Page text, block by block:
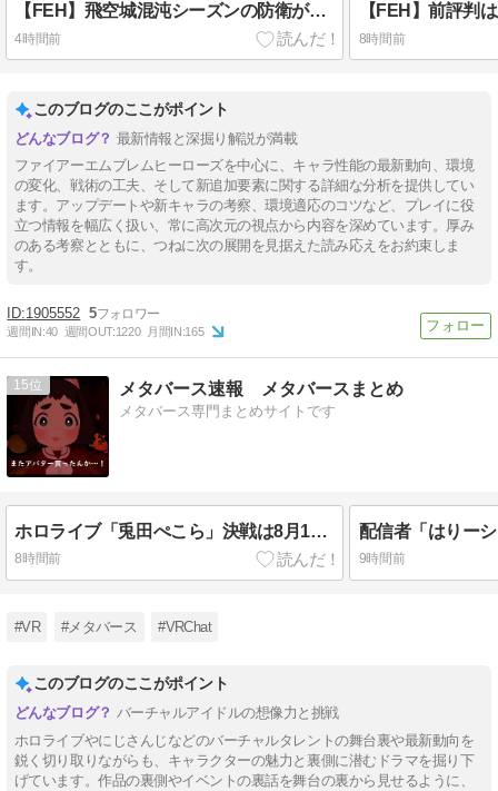
【FEH】飛空城混沌シーズンの防衛が無理ゲーすぎる
4時間前 8時間前
このブログのここがポイント
最新情報と深掘り解説が満載
ファイアーエムブレムヒーローズを中心に、キャラ性能の最新動向、環境
の変化、戦術の工夫、そして新追加要素に関する詳細な分析を提供してい
ます。アップデートや新キャラの考察、環境適応のコツなど、プレイに役
立つ情報を幅広く扱い、常に高次元の視点から内容を深めています。厚み
のある考察とともに、つねに次の展開を見据えた読み応えをお約束しま
す。
1905552 5
週間IN:40 週間OUT:1220 月間IN:165
15 メタバース速報 メタバースまとめ
メタバース専門まとめサイトです
ホロライブ「兎田ぺこら」決戦は8月10日！みこちパワプロ配信に負けて育成最終回3万人に届かず「ケモミミリーグ」フブさん語る「栄冠本編で本戦おまけ」
8時間前 9時間前
#VR #メタバース #VRChat
このブログのここがポイント
バーチャルアイドルの想像力と挑戦
ホロライブやにじさんじなどのバーチャルタレントの舞台裏や最新動向を
鋭く切り取りながらも、キャラクターの魅力と裏側に潜むドラマを掘り下
げています。作品の裏側やイベントの裏話を舞台の裏から見せるように、